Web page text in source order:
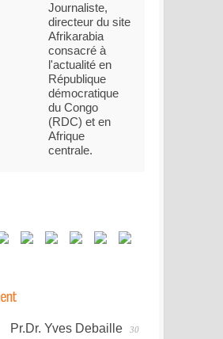
Journaliste,
directeur du site
Afrikarabia
consacré à
l'actualité en
République
démocratique
du Congo
(RDC) et en
Afrique
centrale.
Pr.Dr. Yves Debaille
30